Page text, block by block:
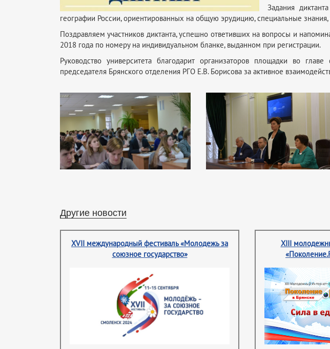
Задания
географии России, ориентированных на общую эрудицию, специальные
Поздравляем участников диктанта, успешно ответивших на вопросы и
2018 года по номеру на индивидуальном бланке, выданном при регистрации.
Руководство университета благодарит организаторов площадки во
председателя Брянского отделения РГО Е.В. Борисова за активное
Другие новости
XVII международный фестиваль «Молодежь за
союзное государство»
XIII